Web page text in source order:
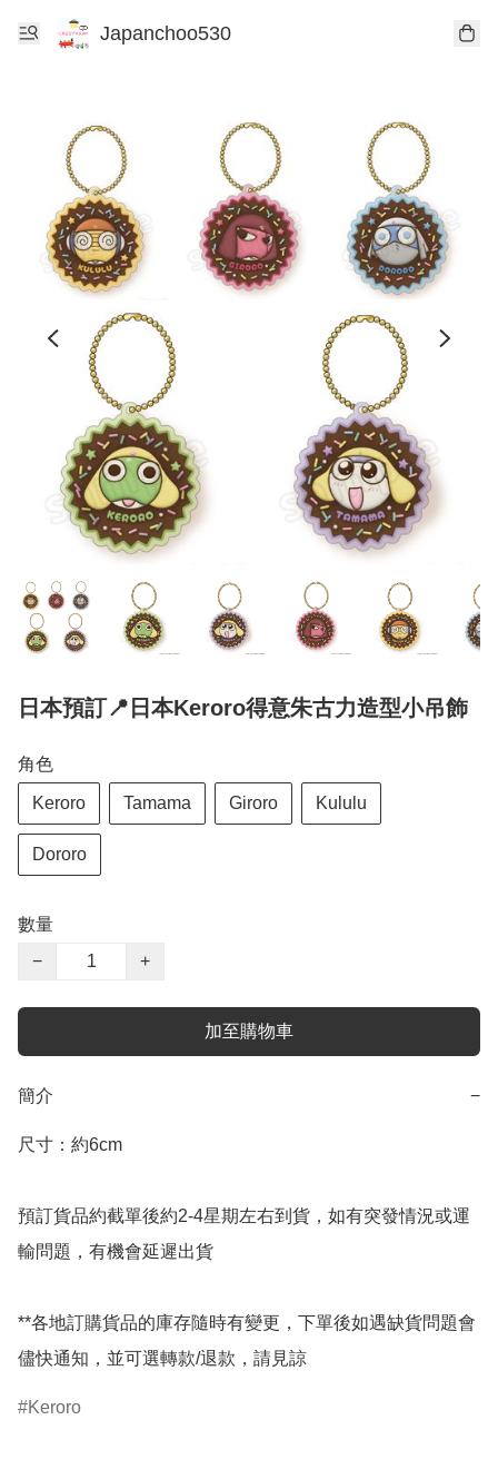
Japanchoo530
日本預訂📍日本Keroro得意朱古力造型小吊飾
角色
Keroro Tamama Giroro Kululu
Dororo
數量
−
+
加至購物車
簡介 −
尺寸：約6cm
預訂貨品約截單後約2-4星期左右到貨，如有突發情況或運
輸問題，有機會延遲出貨
**各地訂購貨品的庫存隨時有變更，下單後如遇缺貨問題會
儘快通知，並可選轉款/退款，請見諒
Keroro